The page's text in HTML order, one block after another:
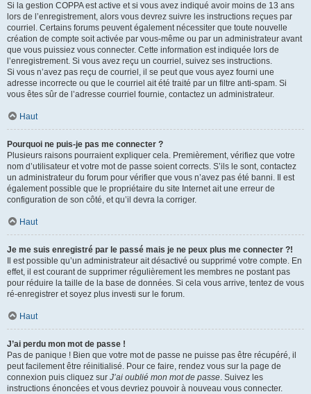
Si la gestion COPPA est active et si vous avez indiqué avoir moins de 13 ans
lors de l’enregistrement, alors vous devrez suivre les instructions reçues par
courriel. Certains forums peuvent également nécessiter que toute nouvelle
création de compte soit activée par vous-même ou par un administrateur avant
que vous puissiez vous connecter. Cette information est indiquée lors de
l’enregistrement. Si vous avez reçu un courriel, suivez ses instructions.
Si vous n’avez pas reçu de courriel, il se peut que vous ayez fourni une
adresse incorrecte ou que le courriel ait été traité par un filtre anti-spam. Si
vous êtes sûr de l’adresse courriel fournie, contactez un administrateur.
Haut
Pourquoi ne puis-je pas me connecter ?
Plusieurs raisons pourraient expliquer cela. Premièrement, vérifiez que votre
nom d’utilisateur et votre mot de passe soient corrects. S’ils le sont, contactez
un administrateur du forum pour vérifier que vous n’avez pas été banni. Il est
également possible que le propriétaire du site Internet ait une erreur de
configuration de son côté, et qu’il devra la corriger.
Haut
Je me suis enregistré par le passé mais je ne peux plus me connecter ?!
Il est possible qu’un administrateur ait désactivé ou supprimé votre compte. En
effet, il est courant de supprimer régulièrement les membres ne postant pas
pour réduire la taille de la base de données. Si cela vous arrive, tentez de vous
ré-enregistrer et soyez plus investi sur le forum.
Haut
J’ai perdu mon mot de passe !
Pas de panique ! Bien que votre mot de passe ne puisse pas être récupéré, il
peut facilement être réinitialisé. Pour ce faire, rendez vous sur la page de
connexion puis cliquez sur J’ai oublié mon mot de passe. Suivez les
instructions énoncées et vous devriez pouvoir à nouveau vous connecter.